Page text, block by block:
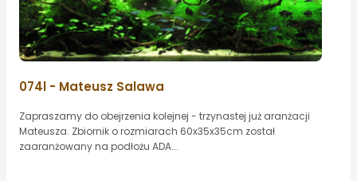
074l - Mateusz Salawa
Zapraszamy do obejrzenia kolejnej - trzynastej już aranżacji
Mateusza. Zbiornik o rozmiarach 60x35x35cm został
zaaranżowany na podłożu ADA...